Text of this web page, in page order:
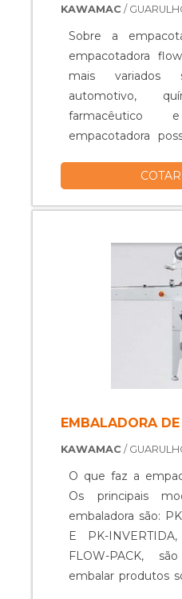
muito
apresentará
manutenção.
precisará gastar
adquirindo outro
tampouco com
foi fundada em
seus serviços
transparência,
com a
diferentes tipos de
empresa coloca à
seus clientes. .
KAWAMAC/
Sobre a
empacotadora
mais variados
automotivo,
empacotadora
tanto
qualificados, a
além de fácil
resistência,
EMBALADORA DE
KAWAMAC/
O que faz a
Os principais
embaladora são:
E PK-
FLOW-PACK,
embalar produtos